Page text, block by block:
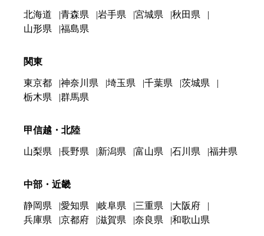
北海道 青森県 岩手県 宮城県
秋田県
山形県
福島県
関東
東京都 神奈川県 埼玉県 千葉県
茨城県
栃木県
群馬県
甲信越・北陸
山梨県 長野県 新潟県 富山県 石川県 福井県
中部・近畿
静岡県 愛知県 岐阜県 三重県
大阪府
兵庫県
京都府 滋賀県 奈良県 和歌山県